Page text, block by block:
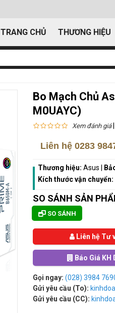
TRANG CHỦ THƯƠNG HIỆU
Bo Mạch Chủ
M0UAYC)
Xem đánh giá|
Liên hệ 0283
Thương hiệu: Asus
Kích thước vận chuyển:
SO SÁNH SẢN
SO SÁNH
Liên hệ Tư
Báo Giá
Gọi ngay: (028) 3984
Gửi yêu cầu (To):
Gửi yêu cầu (CC):